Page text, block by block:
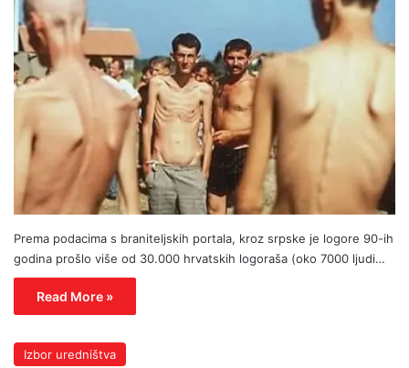
Prema podacima s braniteljskih portala, kroz srpske je logore 90-ih
godina prošlo više od 30.000 hrvatskih logoraša (oko 7000 ljudi…
Read More »
Izbor uredništva